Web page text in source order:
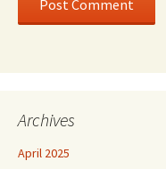
Archives
April 2025